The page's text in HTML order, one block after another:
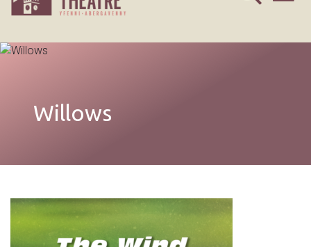
Willows